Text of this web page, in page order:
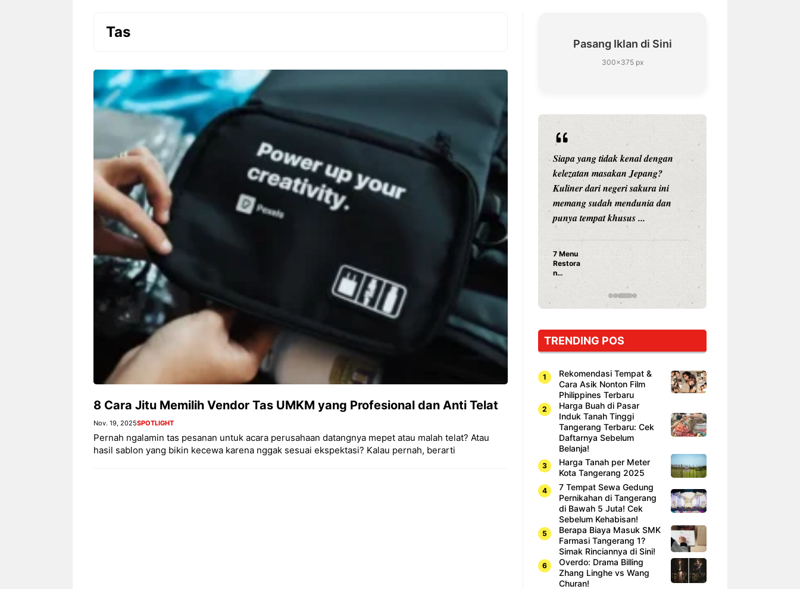
Tas
8 Cara Jitu Memilih Vendor Tas UMKM yang Profesional dan Anti Telat
Nov. 19, 2025SPOTLIGHT
Pernah ngalamin tas pesanan untuk acara perusahaan datangnya mepet atau malah telat? Atau
hasil sablon yang bikin kecewa karena nggak sesuai ekspektasi? Kalau pernah, berarti
Pasang Iklan di Sini
300×375 px
Siapa sangka, dua nama besar di
dunia hiburan, Nunung Srimulat
dan Vicky Prasetyo, kini merambah
dunia kuliner dengan membuka
Nunung Srimulat & Vicky
Prasetyo Buka Restoran
Ayam Panggang! Cuma Rp
15 Ribu, Resep Rahasia
Bandung – Menyambut pergantian
tahun 2026, restoran all you can
eat Kakkoii All You Can Eat
Bandung menghadirkan
penawaran spesial ...
Pernah gak sih kamu mulai
ngerjain sesuatu cuma buat iseng-
iseng, eh ternyata malah jadi
peluang bisnis yang
menguntungkan? Nah, itulah ...
Dari Iseng Jadi Cuan: Kisah
Siapa yang tidak kenal dengan
kelezatan masakan Jepang?
Kuliner dari negeri sakura ini
memang sudah mendunia dan
punya tempat khusus ...
7 Menu
Restora
n
yang
Dicoba,
Cuma
Sushi!
TRENDING POS
Rekomendasi Tempat &
Cara Asik Nonton Film
Philippines Terbaru
Harga Buah di Pasar
Induk Tanah Tinggi
Tangerang Terbaru: Cek
Daftarnya Sebelum
Belanja!
Harga Tanah per Meter
Kota Tangerang 2025
7 Tempat Sewa Gedung
Pernikahan di Tangerang
di Bawah 5 Juta! Cek
Sebelum Kehabisan!
Berapa Biaya Masuk SMK
Farmasi Tangerang 1?
Simak Rinciannya di Sini!
Overdo: Drama Billing
Zhang Linghe vs Wang
Churan!